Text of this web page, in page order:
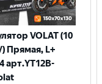
VOLAT (10
Прямая, L+
арт.YT12B-